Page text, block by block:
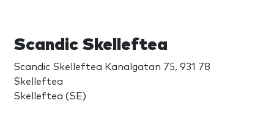
Scandic Skelleftea
Scandic Skelleftea Kanalgatan 75, 931 78
Skelleftea
Skelleftea (SE)